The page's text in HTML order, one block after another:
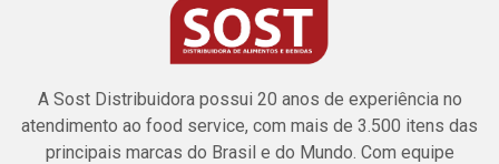
A Sost Distribuidora possui 20 anos de experiência no
atendimento ao food service, com mais de 3.500 itens das
principais marcas do Brasil e do Mundo. Com equipe